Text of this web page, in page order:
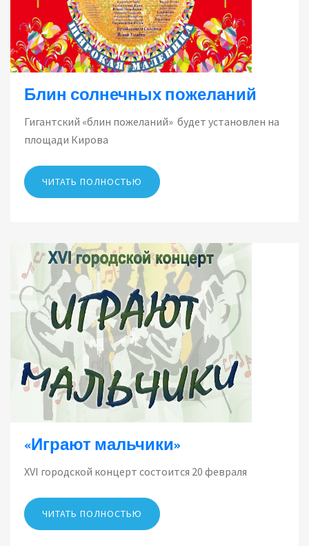
Блин солнечных пожеланий
Гигантский «блин пожеланий» будет установлен на
площади Кирова
ЧИТАТЬ ПОЛНОСТЬЮ
«Играют мальчики»
XVI городской концерт состоится 20 февраля
ЧИТАТЬ ПОЛНОСТЬЮ